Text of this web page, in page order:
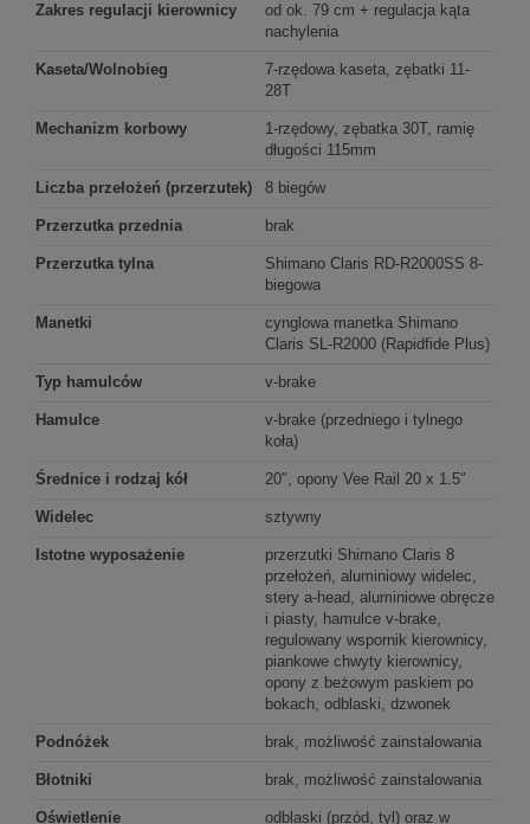
Zakres regulacji kierownicy
od ok. 79 cm + regulacja kąta
nachylenia
Kaseta/Wolnobieg
7-rzędowa kaseta, zębatki 11-
28T
Mechanizm korbowy
1-rzędowy, zębatka 30T, ramię
długości 115mm
Liczba przełożeń (przerzutek) 8 biegów
Przerzutka przednia brak
Przerzutka tylna
Shimano Claris RD-R2000SS 8-
biegowa
Manetki
cynglowa manetka Shimano
Claris SL-R2000 (Rapidfide Plus)
Typ hamulców v-brake
Hamulce
v-brake (przedniego i tylnego
koła)
Średnice i rodzaj kół 20″, opony Vee Rail 20 x 1.5″
Widelec sztywny
Istotne wyposażenie
przerzutki Shimano Claris 8
przełożeń, aluminiowy widelec,
stery a-head, aluminiowe obręcze
i piasty, hamulce v-brake,
regulowany wspornik kierownicy,
piankowe chwyty kierownicy,
opony z beżowym paskiem po
bokach, odblaski, dzwonek
Podnóżek brak, możliwość zainstalowania
Błotniki brak, możliwość zainstalowania
Oświetlenie odblaski (przód, tyl) oraz w